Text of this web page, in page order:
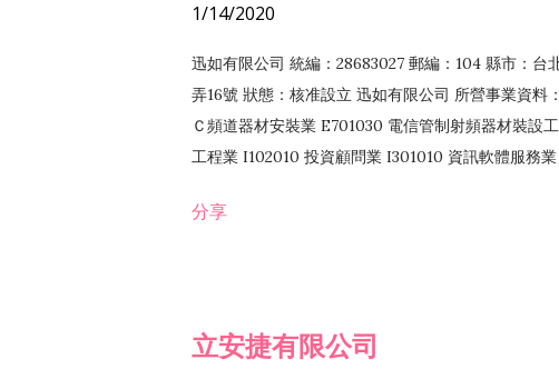
1/14/2020
迅如有限公司 統編：28683027 郵編：104 縣市：
弄16號 狀態：核准設立 迅如有限公司 所營事業資料
Ｃ頻道器材安裝業 E701030 電信管制射頻器材裝設
工程業 I102010 投資顧問業 I301010 資訊軟體服務
務 F102030 菸酒批發業 F203020 菸酒零售業
分享
立安捷有限公司